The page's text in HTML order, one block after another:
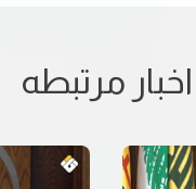
اخبار مرتبطه